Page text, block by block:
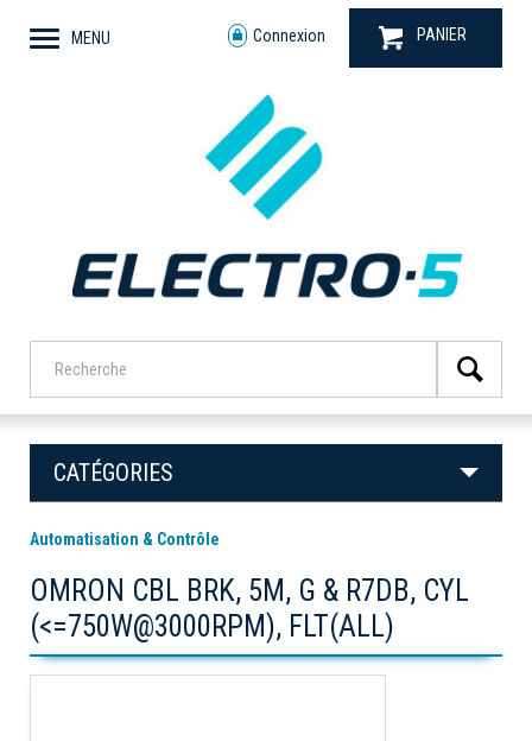
MENU Connexion PANIER
CATÉGORIES
Automatisation & Contrôle
OMRON CBL BRK, 5M, G & R7DB, CYL
(<=750W@3000RPM), FLT(ALL)